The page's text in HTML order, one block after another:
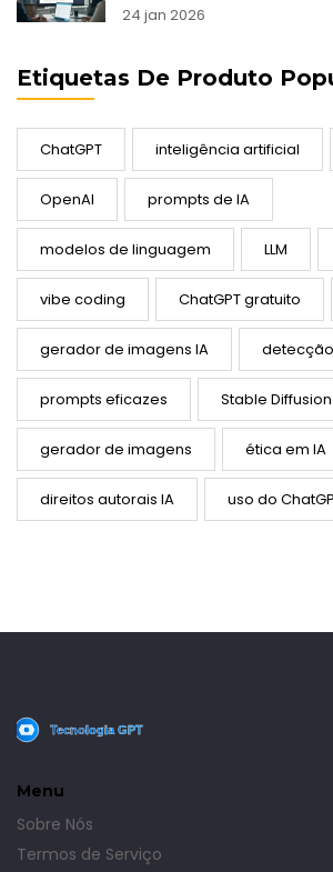
24 jan 2026
Etiquetas De Produto
ChatGPT inteligência artificial
OpenAI prompts de IA
modelos de linguagem LLM
vibe coding ChatGPT gratuito
gerador de imagens IA
prompts eficazes Stable Diffusion
gerador de imagens ética em IA
direitos autorais IA uso do
Menu
Sobre Nós
Termos de Serviço